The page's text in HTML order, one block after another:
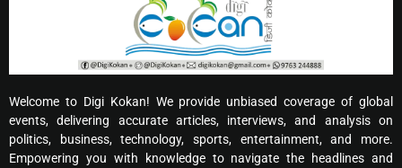
Welcome to Digi Kokan! We provide unbiased coverage of global
events, delivering accurate articles, interviews, and analysis on
politics, business, technology, sports, entertainment, and more.
Empowering you with knowledge to navigate the headlines and